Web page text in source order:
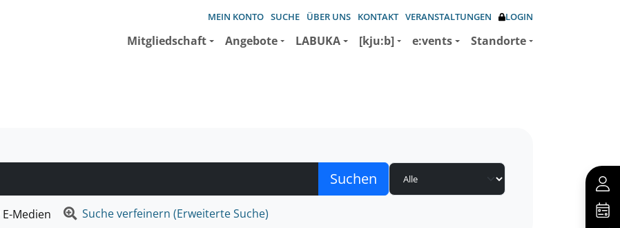
MEIN KONTO SUCHE ÜBER UNS KONTAKT VERANSTALTUNGEN LOGIN
Mitgliedschaft Angebote LABUKA [kju:b] e:vents Standorte
suchen wollen.
E-Medien Suche verfeinern (Erweiterte Suche)